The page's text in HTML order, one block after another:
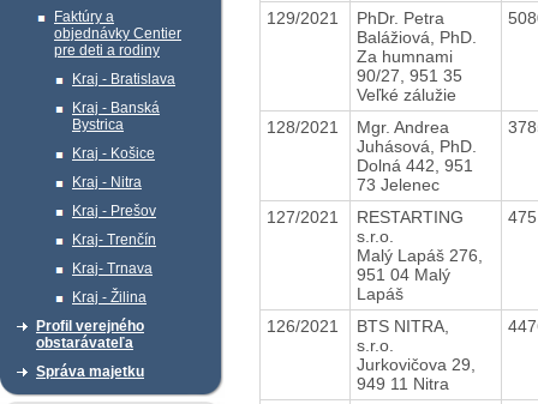
Faktúry a
objednávky Centier
pre deti a rodiny
Kraj - Bratislava
Kraj - Banská
Bystrica
Kraj - Košice
Kraj - Nitra
Kraj - Prešov
Kraj- Trenčín
Kraj- Trnava
Kraj - Žilina
Profil verejného
obstarávateľa
Správa majetku
129/2021
PhDr. Petra
Balážiová, PhD.
Za humnami
90/27, 951 35
Veľké zálužie
128/2021
Mgr. Andrea
Juhásová, PhD.
Dolná 442, 951
73 Jelenec
127/2021
RESTARTING
s.r.o.
Malý Lapáš 276,
951 04 Malý
Lapáš
126/2021
BTS NITRA,
s.r.o.
Jurkovičova 29,
949 11 Nitra